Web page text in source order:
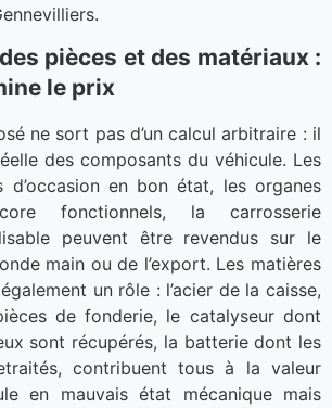
pièces et des matériaux :
le prix
ne sort pas d’un calcul arbitraire : il
des composants du véhicule. Les
d’occasion en bon état, les organes
fonctionnels, la carrosserie
peuvent être revendus sur le
main ou de l’export. Les matières
un rôle : l’acier de la caisse,
de fonderie, le catalyseur dont
sont récupérés, la batterie dont les
contribuent tous à la valeur
en mauvais état mécanique mais